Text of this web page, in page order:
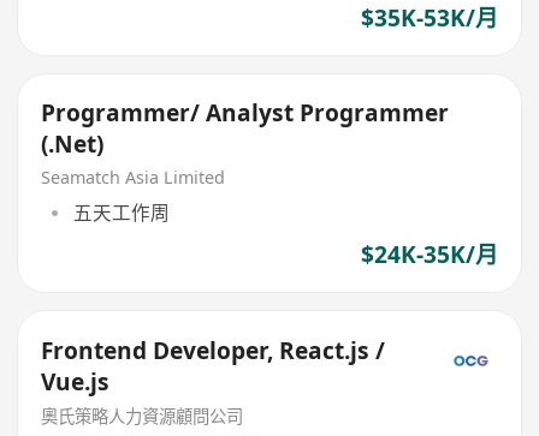
$35K-53K/月
Programmer/ Analyst Programmer
(.Net)
Seamatch Asia Limited
五天工作周
$24K-35K/月
Frontend Developer, React.js /
Vue.js
奧氏策略人力資源顧問公司